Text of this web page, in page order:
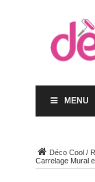
MENU
Déco Cool/
Carrelage Mural